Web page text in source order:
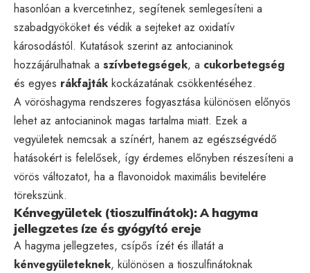
hasonlóan a kvercetinhez, segítenek semlegesíteni a
szabadgyököket és védik a sejteket az oxidatív
károsodástól. Kutatások szerint az antocianinok
hozzájárulhatnak a szívbetegségek, a cukorbetegség
és egyes rákfajták kockázatának csökkentéséhez.
A vöröshagyma rendszeres fogyasztása különösen előnyös
lehet az antocianinok magas tartalma miatt. Ezek a
vegyületek nemcsak a színért, hanem az egészségvédő
hatásokért is felelősek, így érdemes előnyben részesíteni a
vörös változatot, ha a flavonoidok maximális bevitelére
törekszünk.
Kénvegyületek (tioszulfinátok): A hagyma
jellegzetes íze és gyógyító ereje
A hagyma jellegzetes, csípős ízét és illatát a
kénvegyületeknek, különösen a tioszulfinátoknak